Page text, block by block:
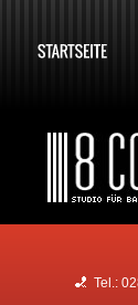
Tel.: